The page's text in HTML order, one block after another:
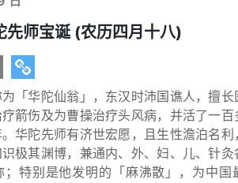
先师宝诞 (农历四月十八)
「华陀仙翁」，东汉时沛国谯人，擅长
箭伤及为曹操治疗头风病，并活了一
华陀先师有济世宏愿，且生性澹泊名利
极其渊博，兼通内、外、妇、儿、针灸
；特别是他发明的「麻沸散」，为中国